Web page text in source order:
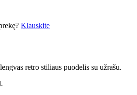
Klauskite
retro stiliaus puodelis su užrašu.